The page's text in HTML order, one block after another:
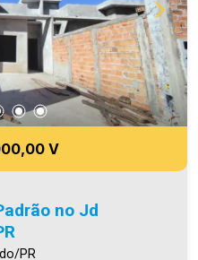
e ou ortografia,
e imagens.
V
no Jd
PR